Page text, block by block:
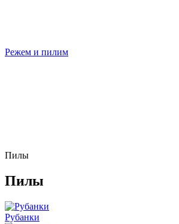
Режем и пилим
Пилы
Пилы
Рубанки